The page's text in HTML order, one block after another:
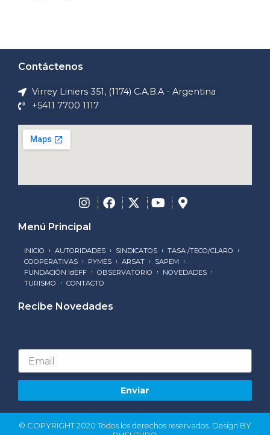
Contáctenos
Virrey Liniers 351, (1174) C.A.B.A - Argentina
+5411 7700 1117
Menú Principal
INICIO AUTORIDADES SINDICATOS
TASA /TECO/CLARO
COOPERATIVAS
PYMES ARSAT
SAPEM
FUNDACIÓN IdEFF
OBSERVATORIO
NOVEDADES
TURISMO
CONTACTO
Recibe Novedades
Email
Enviar
© COPYRIGHT 2020 Todos los derechos reservados. Design BY